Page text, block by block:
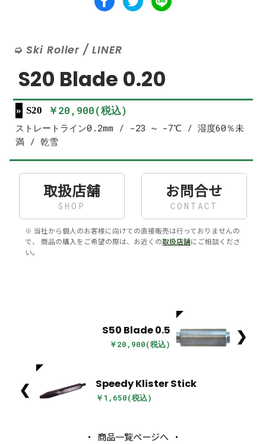
Ski Roller / LINER
S20 Blade 0.20
S20 ￥20,900(税込)
ストレートライン0.2mm / -23 ~ -7℃ / 湿度60％未
満 / 乾雪
取扱店舗
SHOP
お問合せ
CONTACT
※ 当社から個人のお客様に向けての直接販売は行っておりませんの
で、 商品の購入をご希望の際は、お近くの取扱店舗にご相談くださ
い。
S50 Blade 0.5
￥20,900(税込) ❯
❮ Speedy Klister Stick
￥1,650(税込)
商品一覧ページへ